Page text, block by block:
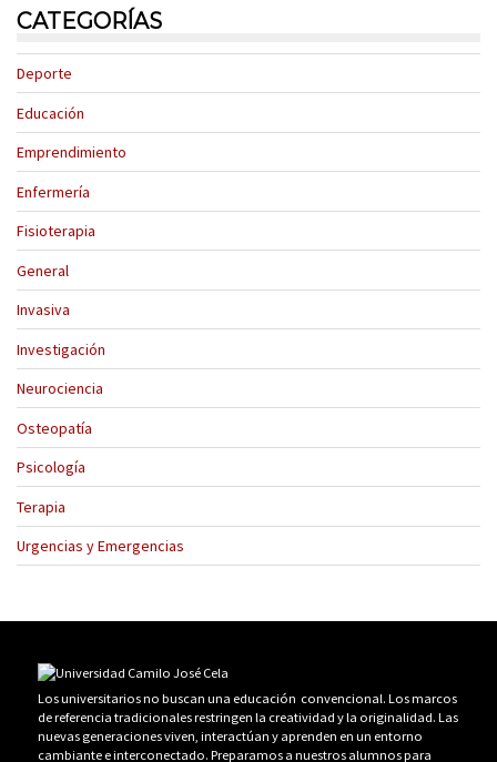
CATEGORÍAS
Deporte
Educación
Emprendimiento
Enfermería
Fisioterapia
General
Invasiva
Investigación
Neurociencia
Osteopatía
Psicología
Terapia
Urgencias y Emergencias
Los universitarios no buscan una educación convencional. Los marcos
de referencia tradicionales restringen la creatividad y la originalidad. Las
nuevas generaciones viven, interactúan y aprenden en un entorno
cambiante e interconectado. Preparamos a nuestros alumnos para